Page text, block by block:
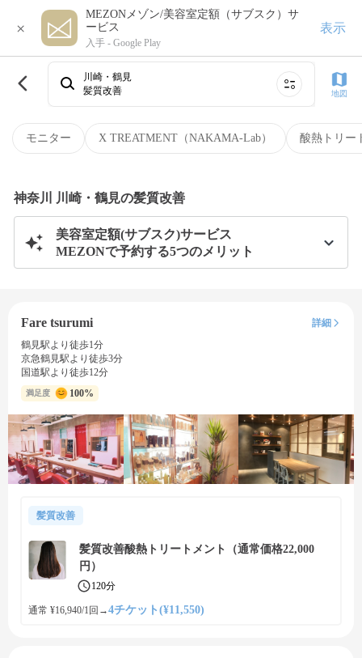
×
MEZONメゾン/美容室定額（サブスク）サ
ービス
入手 - Google Play
表示
モニター X TREATMENT（NAKAMA-Lab） 酸熱トリー
川崎・鶴見
髪質改善
地図
神奈川 川崎・鶴見の髪質改善
美容室定額(サブスク)サービス
MEZONで予約する5つのメリット
Fare tsurumi
詳細
鶴見駅より徒歩1分
京急鶴見駅より徒歩3分
国道駅より徒歩12分
満足度 100%
髪質改善
髪質改善酸熱トリートメント（通常価格22,000
円）
120分
通常 ¥16,940/1回 →4チケット(¥11,550)